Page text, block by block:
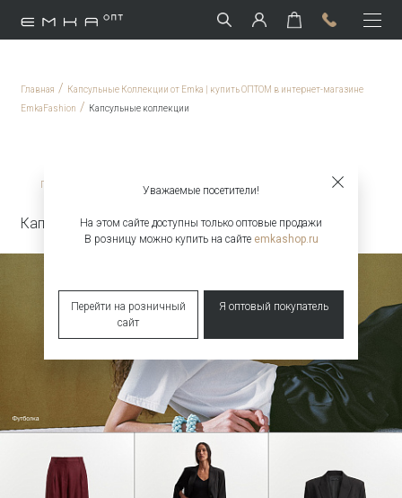
Главная / Капсульные Коллекции от Emka | купить ОПТОМ в интернет-магазине
EmkaFashion / Капсульные коллекции
Главная Капсульные коллекции
Капсульная коллекция Snow White & Raven
Уважаемые посетители!
На этом сайте доступны только оптовые продажи
В розницу можно купить на сайте emkashop.ru
Перейти на розничный
сайт
Я оптовый покупатель